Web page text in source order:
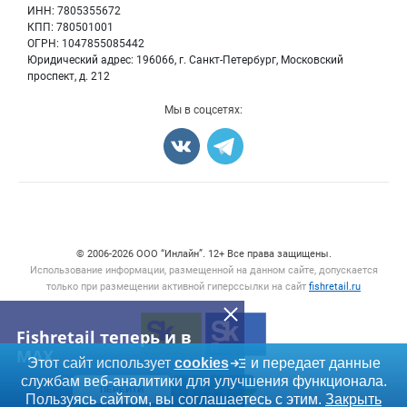
Fishretail теперь и в
MAX
ПЕРЕЙТИ
ИНН: 7805355672
КПП: 780501001
ОГРН: 1047855085442
Юридический адрес: 196066, г. Санкт-Петербург, Московский
проспект, д. 212
Блог
Мы в соцсетях:
© 2006‑2026 ООО “Инлайн”. 12+ Все права защищены.
Использование информации, размещенной на данном сайте, допускается
только при размещении активной гиперссылки на сайт fishretail.ru
Этот сайт использует cookies
и передает данные
службам веб-аналитики для улучшения функционала.
Пользуясь сайтом, вы соглашаетесь с этим. Закрыть